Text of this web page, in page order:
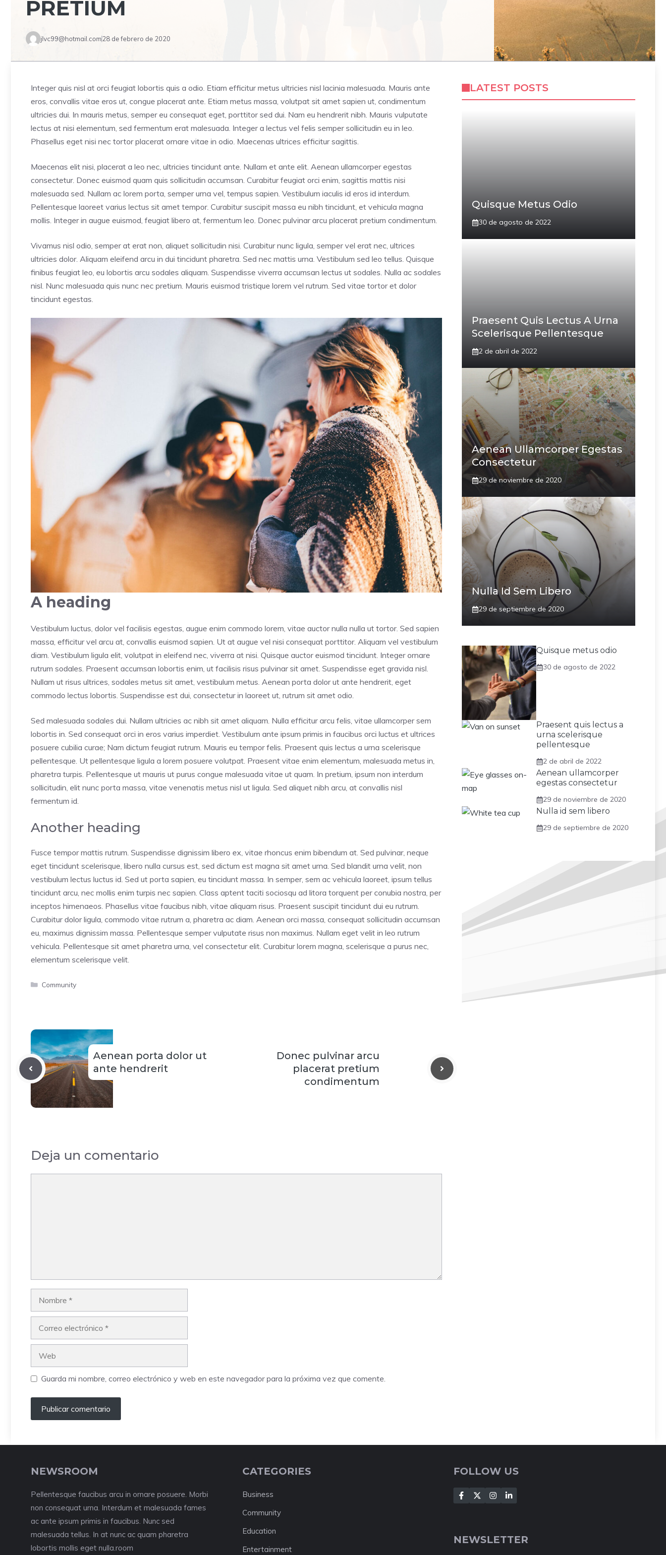
PRETIUM
jlvc99@hotmail.com28 de febrero de 2020
Integer quis nisl at orci feugiat lobortis quis a odio. Etiam efficitur metus ultricies nisl lacinia malesuada. Mauris ante
eros, convallis vitae eros ut, congue placerat ante. Etiam metus massa, volutpat sit amet sapien ut, condimentum
ultricies dui. In mauris metus, semper eu consequat eget, porttitor sed dui. Nam eu hendrerit nibh. Mauris vulputate
lectus at nisi elementum, sed fermentum erat malesuada. Integer a lectus vel felis semper sollicitudin eu in leo.
Phasellus eget nisi nec tortor placerat ornare vitae in odio. Maecenas ultrices efficitur sagittis.
Maecenas elit nisi, placerat a leo nec, ultricies tincidunt ante. Nullam et ante elit. Aenean ullamcorper egestas
consectetur. Donec euismod quam quis sollicitudin accumsan. Curabitur feugiat orci enim, sagittis mattis nisi
malesuada sed. Nullam ac lorem porta, semper urna vel, tempus sapien. Vestibulum iaculis id eros id interdum.
Pellentesque laoreet varius lectus sit amet tempor. Curabitur suscipit massa eu nibh tincidunt, et vehicula magna
mollis. Integer in augue euismod, feugiat libero at, fermentum leo. Donec pulvinar arcu placerat pretium condimentum.
Vivamus nisl odio, semper at erat non, aliquet sollicitudin nisi. Curabitur nunc ligula, semper vel erat nec, ultrices
ultricies dolor. Aliquam eleifend arcu in dui tincidunt pharetra. Sed nec mattis urna. Vestibulum sed leo tellus. Quisque
finibus feugiat leo, eu lobortis arcu sodales aliquam. Suspendisse viverra accumsan lectus ut sodales. Nulla ac sodales
nisl. Nunc malesuada quis nunc nec pretium. Mauris euismod tristique lorem vel rutrum. Sed vitae tortor et dolor
tincidunt egestas.
A heading
Vestibulum luctus, dolor vel facilisis egestas, augue enim commodo lorem, vitae auctor nulla nulla ut tortor. Sed sapien
massa, efficitur vel arcu at, convallis euismod sapien. Ut at augue vel nisi consequat porttitor. Aliquam vel vestibulum
diam. Vestibulum ligula elit, volutpat in eleifend nec, viverra at nisi. Quisque auctor euismod tincidunt. Integer ornare
rutrum sodales. Praesent accumsan lobortis enim, ut facilisis risus pulvinar sit amet. Suspendisse eget gravida nisl.
Nullam ut risus ultrices, sodales metus sit amet, vestibulum metus. Aenean porta dolor ut ante hendrerit, eget
commodo lectus lobortis. Suspendisse est dui, consectetur in laoreet ut, rutrum sit amet odio.
Sed malesuada sodales dui. Nullam ultricies ac nibh sit amet aliquam. Nulla efficitur arcu felis, vitae ullamcorper sem
lobortis in. Sed consequat orci in eros varius imperdiet. Vestibulum ante ipsum primis in faucibus orci luctus et ultrices
posuere cubilia curae; Nam dictum feugiat rutrum. Mauris eu tempor felis. Praesent quis lectus a urna scelerisque
pellentesque. Ut pellentesque ligula a lorem posuere volutpat. Praesent vitae enim elementum, malesuada metus in,
pharetra turpis. Pellentesque ut mauris ut purus congue malesuada vitae ut quam. In pretium, ipsum non interdum
sollicitudin, elit nunc porta massa, vitae venenatis metus nisl ut ligula. Sed aliquet nibh arcu, at convallis nisl
fermentum id.
Another heading
Fusce tempor mattis rutrum. Suspendisse dignissim libero ex, vitae rhoncus enim bibendum at. Sed pulvinar, neque
eget tincidunt scelerisque, libero nulla cursus est, sed dictum est magna sit amet urna. Sed blandit urna velit, non
vestibulum lectus luctus id. Sed ut porta sapien, eu tincidunt massa. In semper, sem ac vehicula laoreet, ipsum tellus
tincidunt arcu, nec mollis enim turpis nec sapien. Class aptent taciti sociosqu ad litora torquent per conubia nostra, per
inceptos himenaeos. Phasellus vitae faucibus nibh, vitae aliquam risus. Praesent suscipit tincidunt dui eu rutrum.
Curabitur dolor ligula, commodo vitae rutrum a, pharetra ac diam. Aenean orci massa, consequat sollicitudin accumsan
eu, maximus dignissim massa. Pellentesque semper vulputate risus non maximus. Nullam eget velit in leo rutrum
vehicula. Pellentesque sit amet pharetra urna, vel consectetur elit. Curabitur lorem magna, scelerisque a purus nec,
elementum scelerisque velit.
Categorías
Community
Aenean porta dolor ut
ante hendrerit
Donec pulvinar arcu
placerat pretium
condimentum
Deja un comentario
Guarda mi nombre, correo electrónico y web en este navegador para la próxima vez que comente.
LATEST POSTS
Quisque Metus Odio
30 de agosto de 2022
Praesent Quis Lectus A Urna
Scelerisque Pellentesque
2 de abril de 2022
Aenean Ullamcorper Egestas
Consectetur
29 de noviembre de 2020
Nulla Id Sem Libero
29 de septiembre de 2020
Quisque metus odio
30 de agosto de 2022
Praesent quis lectus a
urna scelerisque
pellentesque
2 de abril de 2022
Aenean ullamcorper
egestas consectetur
29 de noviembre de 2020
Nulla id sem libero
29 de septiembre de 2020
NEWSROOM
Pellentesque faucibus arcu in ornare posuere. Morbi
non consequat urna. Interdum et malesuada fames
ac ante ipsum primis in faucibus. Nunc sed
malesuada tellus. In at nunc ac quam pharetra
lobortis mollis eget nulla.room
CATEGORIES
Business
Community
Education
Entertainment
FOLLOW US
NEWSLETTER